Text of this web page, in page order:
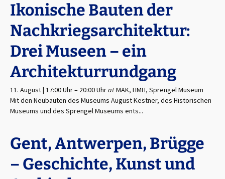
Ikonische Bauten der
Nachkriegsarchitektur:
Drei Museen – ein
Architekturrundgang
11. August | 17:00 Uhr– 20:00 UhratMAK, HMH, Sprengel Museum
Mit den Neubauten des Museums August Kestner, des Historischen
Museums und des Sprengel Museums ents...
Gent, Antwerpen, Brügge
– Geschichte, Kunst und